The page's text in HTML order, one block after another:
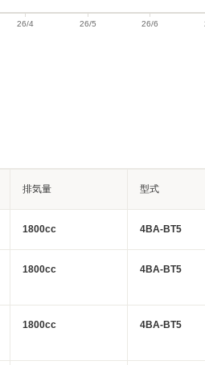
排気量 型式
1800cc 4BA-BT5
1800cc 4BA-BT5
1800cc 4BA-BT5